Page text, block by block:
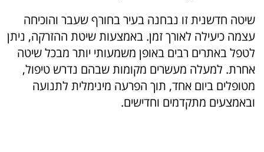
שיטה חדשנית זו נבחנה בעיר בחורף שעבר והוכיחה
עצמה כיעילה לאורך זמן. באמצעות שיטת ההזרקה, ניתן
לטפל באתרים רבים באופן משמעותי יותר מבכל שיטה
אחרת. למעלה מעשרים מקומות שבהם נדרש טיפול,
מטופלים ביום אחד, תוך הפרעה מינימלית לתנועה
ובאמצעים מתקדמים וחדישים.